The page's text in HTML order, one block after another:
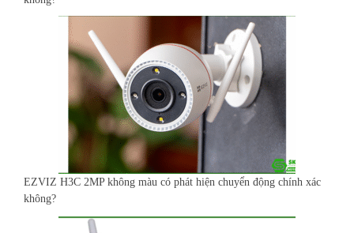
EZVIZ H3C 2MP không màu có phát hiện chuyển động chính xác
không?